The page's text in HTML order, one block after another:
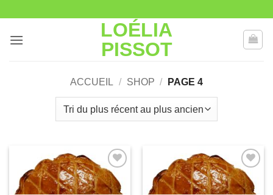
contenu
LOÉLIA
PISSOT
ACCUEIL / SHOP / PAGE 4
Ajouter
à la liste
de
Ajouter
à la liste
de